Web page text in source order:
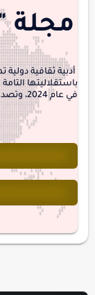
interview
مجلة
أدبية ثقافية دولية
باستقلاليتها
في عام 2024، وتصدر بشكل شهري باللغتين العربية والإنجليزية.